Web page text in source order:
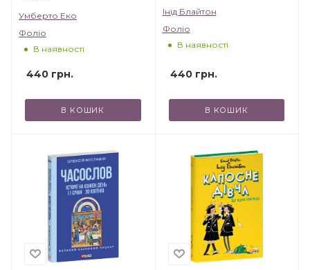
Умберто Еко
Фоліо
В наявності
440 грн.
В КОШИК
Інід Блайтон
Фоліо
В наявності
440грн.
В КОШИК